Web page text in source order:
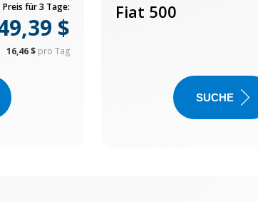
Preis für 3 Tage:
$
16,46 $ pro Tag
Fiat 500
SUCHE